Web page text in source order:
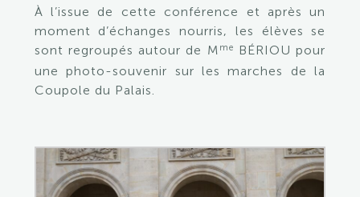
À l’issue de cette conférence et après un
moment d’échanges nourris, les élèves se
sont regroupés autour de M me
BÉRIOU pour
une photo-souvenir sur les marches de la
Coupole du Palais.